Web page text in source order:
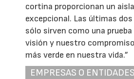
cortina proporcionan un
excepcional. Las últimas
sólo sirven como una
visión y nuestro
más verde en nuestra vida.”
EMPRESAS O ENTIDADES